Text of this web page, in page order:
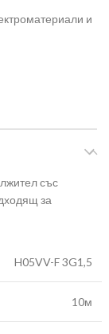
и
със
за
H05VV-F 3G1,5
10м